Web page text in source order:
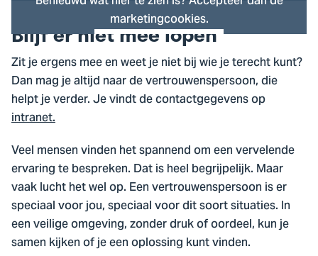
marketingcookies.
Cookie instellingen
Blijf er niet mee lopen
Zit je ergens mee en weet je niet bij wie je terecht kunt?
Dan mag je altijd naar de vertrouwenspersoon, die
helpt je verder. Je vindt de contactgegevens op
intranet.
Veel mensen vinden het spannend om een vervelende
ervaring te bespreken. Dat is heel begrijpelijk. Maar
vaak lucht het wel op. Een vertrouwenspersoon is er
speciaal voor jou, speciaal voor dit soort situaties. In
een veilige omgeving, zonder druk of oordeel, kun je
samen kijken of je een oplossing kunt vinden.